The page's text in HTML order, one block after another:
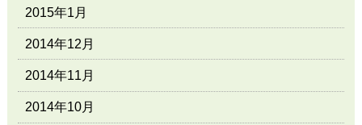
2015年1月
2014年12月
2014年11月
2014年10月